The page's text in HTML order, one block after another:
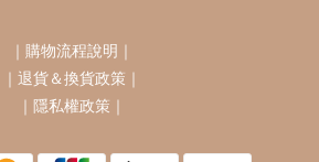
｜ 購物流程說明 ｜
｜ 退貨＆換貨政策 ｜
｜ 隱私權政策 ｜